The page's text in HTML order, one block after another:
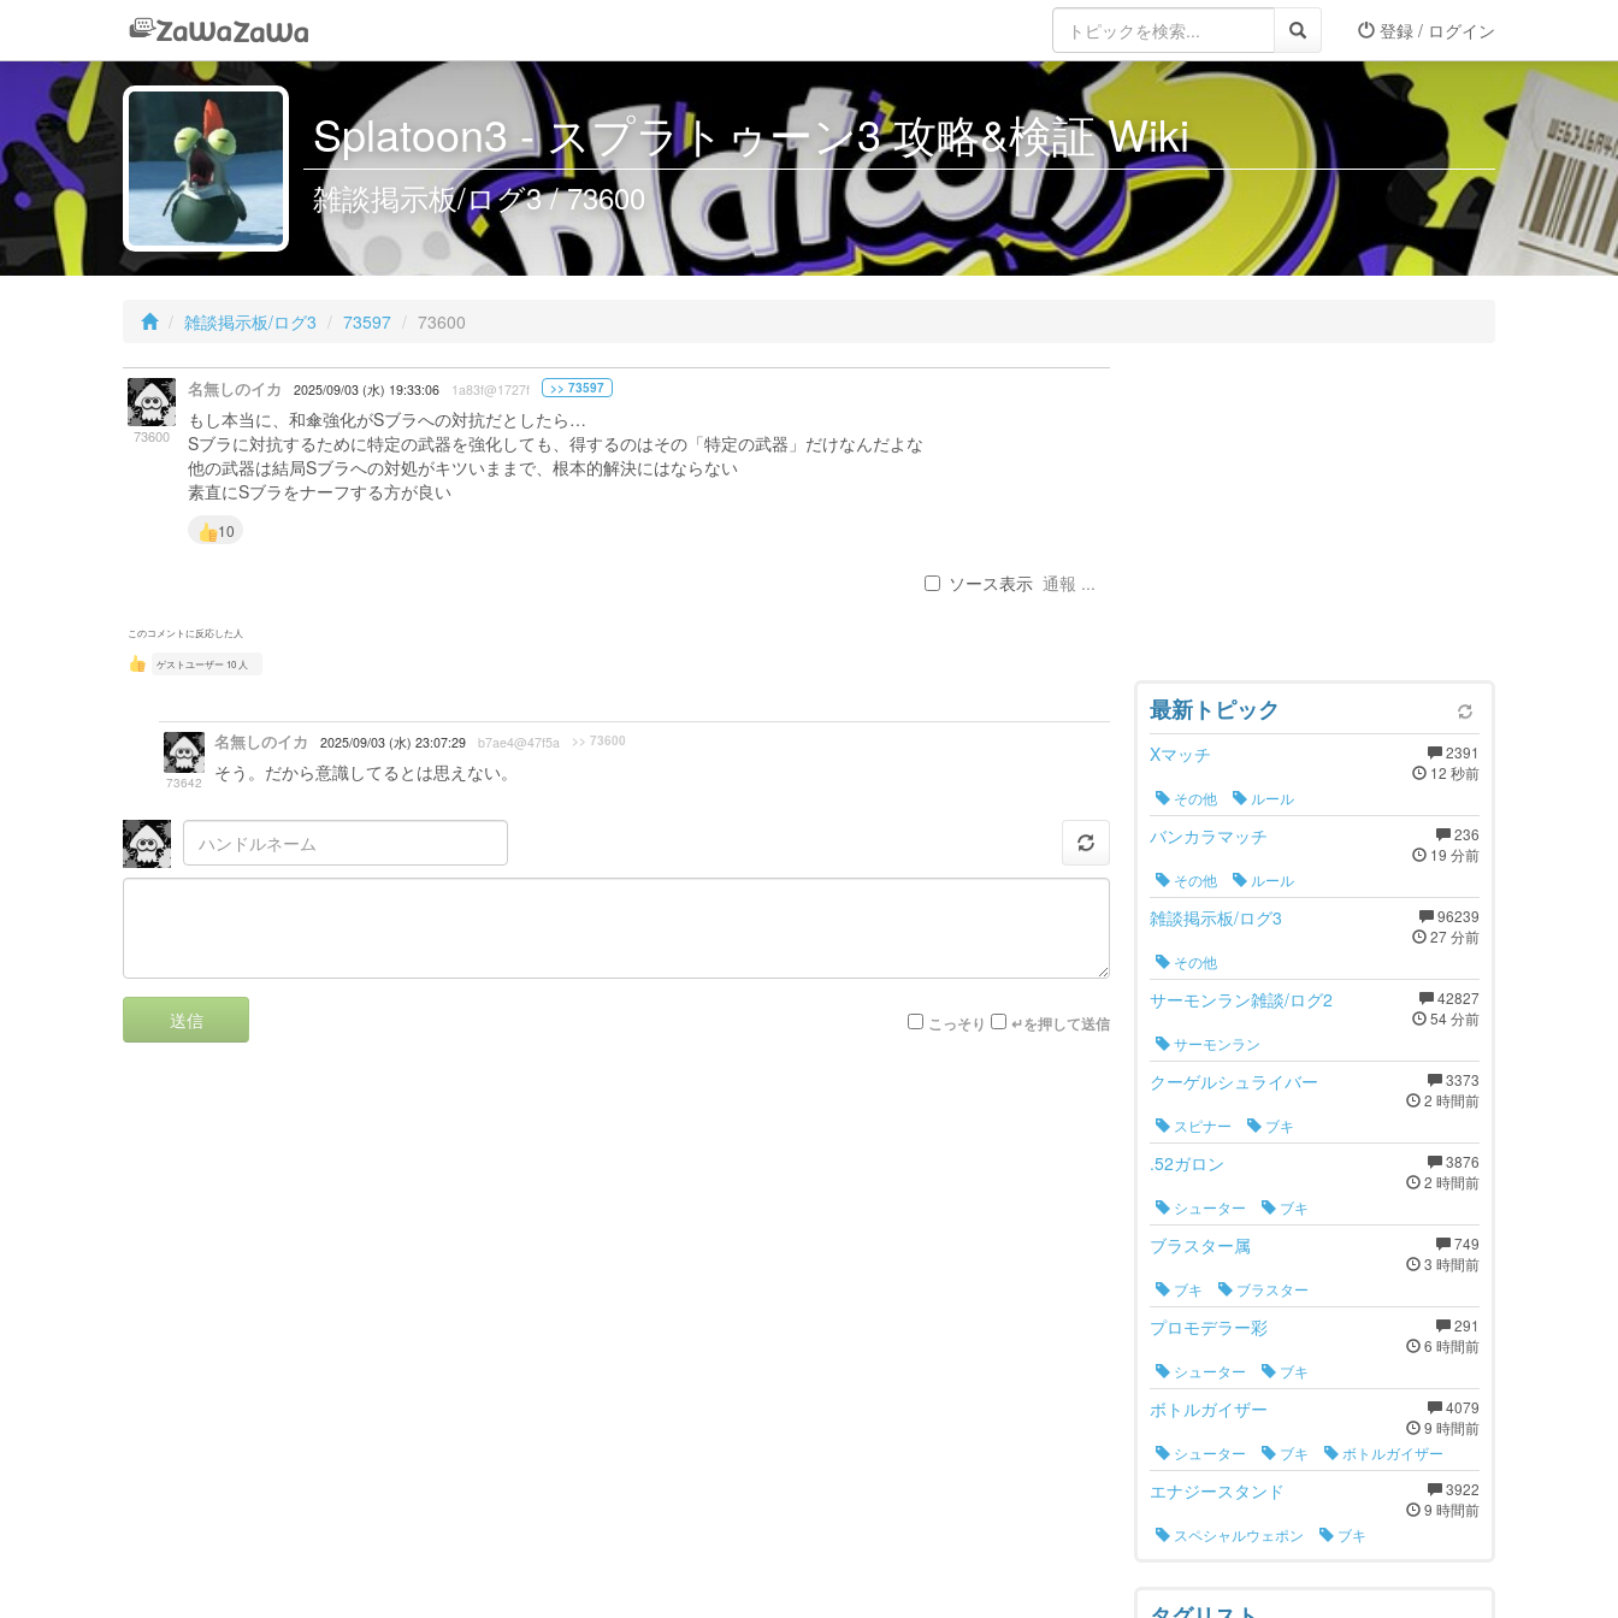
登録 / ログイン
Splatoon3 - スプラトゥーン3 攻略&検証 Wiki
雑談掲示板/ログ3 / 73600
雑談掲示板/ログ3 73597 73600
73600
名無しのイカ 2025/09/03 (水) 19:33:06 1a83f@1727f >> 73597
もし本当に、和傘強化がSブラへの対抗だとしたら…
Sブラに対抗するために特定の武器を強化しても、得するのはその「特定の武器」だけなんだよな
他の武器は結局Sブラへの対処がキツいままで、根本的解決にはならない
素直にSブラをナーフする方が良い
10
ソース表示 通報 ...
このコメントに反応した人
ゲストユーザー 10 人
73642
名無しのイカ 2025/09/03 (水) 23:07:29 b7ae4@47f5a >> 73600
そう。だから意識してるとは思えない。
送信 こっそり ↵を押して送信
最新トピック
2391
12 秒前
Xマッチ
その他
ルール
236
19 分前
バンカラマッチ
その他
ルール
96239
27 分前
雑談掲示板/ログ3
その他
42827
54 分前
サーモンラン雑談/ログ2
サーモンラン
3373
2 時間前
クーゲルシュライバー
スピナー
ブキ
3876
2 時間前
.52ガロン
シューター
ブキ
749
3 時間前
ブラスター属
ブキ
ブラスター
291
6 時間前
プロモデラー彩
シューター
ブキ
4079
9 時間前
ボトルガイザー
シューター ブキ
ボトルガイザー
3922
9 時間前
エナジースタンド
スペシャルウェポン ブキ